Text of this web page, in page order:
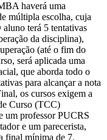
haverá uma
múltipla escolha, cuja
terá 5 tentativas
da disciplina),
(até o fim do
será aplicada uma
que aborda todo o
para alcançar a nota
os cursos exigem a
Curso (TCC)
um professor PUCRS
e um parecerista,
final mínima de 7.